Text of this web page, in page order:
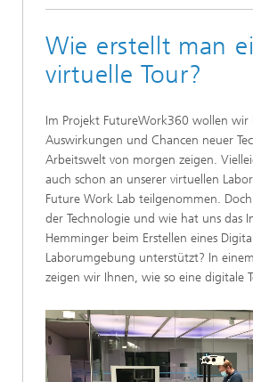
Wie erstellt man
virtuelle Tour?
Im Projekt FutureWork360 wollen wir
Auswirkungen und Chancen neuer
Arbeitswelt von morgen zeigen.
auch schon an unserer virtuellen
Future Work Lab teilgenommen.
der Technologie und wie hat uns das
Hemminger beim Erstellen eines
Laborumgebung unterstützt? In
zeigen wir Ihnen, wie so eine digitale